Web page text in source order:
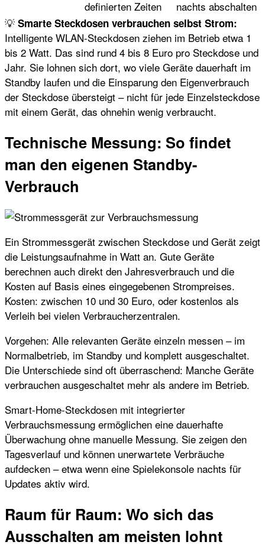
definierten Zeiten
nachts abschalten
💡 Smarte Steckdosen verbrauchen selbst Strom:
Intelligente WLAN-Steckdosen ziehen im Betrieb etwa 1
bis 2 Watt. Das sind rund 4 bis 8 Euro pro Steckdose und
Jahr. Sie lohnen sich dort, wo viele Geräte dauerhaft im
Standby laufen und die Einsparung den Eigenverbrauch
der Steckdose übersteigt – nicht für jede Einzelsteckdose
mit einem Gerät, das ohnehin wenig verbraucht.
Technische Messung: So findet
man den eigenen Standby-
Verbrauch
Ein Strommessgerät zwischen Steckdose und Gerät zeigt
die Leistungsaufnahme in Watt an. Gute Geräte
berechnen auch direkt den Jahresverbrauch und die
Kosten auf Basis eines eingegebenen Strompreises.
Kosten: zwischen 10 und 30 Euro, oder kostenlos als
Verleih bei vielen Verbraucherzentralen.
Vorgehen: Alle relevanten Geräte einzeln messen – im
Normalbetrieb, im Standby und komplett ausgeschaltet.
Die Unterschiede sind oft überraschend: Manche Geräte
verbrauchen ausgeschaltet mehr als andere im Betrieb.
Smart-Home-Steckdosen mit integrierter
Verbrauchsmessung ermöglichen eine dauerhafte
Überwachung ohne manuelle Messung. Sie zeigen den
Tagesverlauf und können unerwartete Verbräuche
aufdecken – etwa wenn eine Spielekonsole nachts für
Updates aktiv wird.
Raum für Raum: Wo sich das
Ausschalten am meisten lohnt